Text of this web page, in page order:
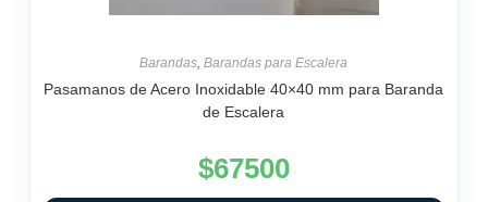
Barandas,Barandas para Escalera
Pasamanos de Acero Inoxidable 40×40 mm para Baranda
de Escalera
$67500